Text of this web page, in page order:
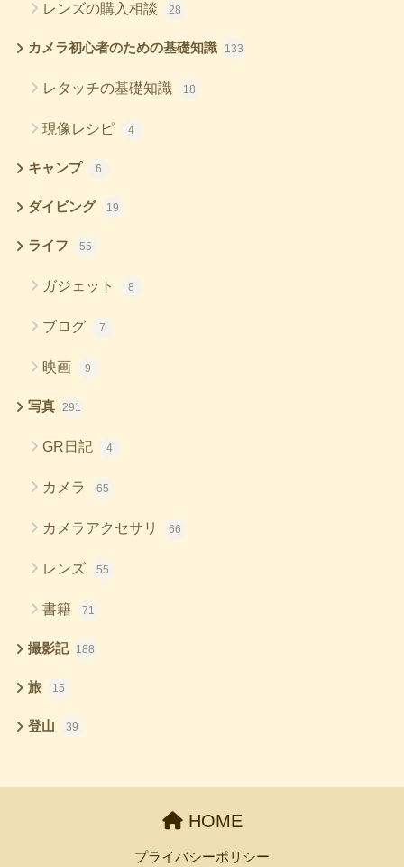
レンズの購入相談 28
カメラ初心者のための基礎知識 133
レタッチの基礎知識 18
現像レシピ 4
キャンプ 6
ダイビング 19
ライフ 55
ガジェット 8
ブログ 7
映画 9
写真 291
GR日記 4
カメラ 65
カメラアクセサリ 66
レンズ 55
書籍 71
撮影記 188
旅 15
登山 39
HOME
プライバシーポリシー